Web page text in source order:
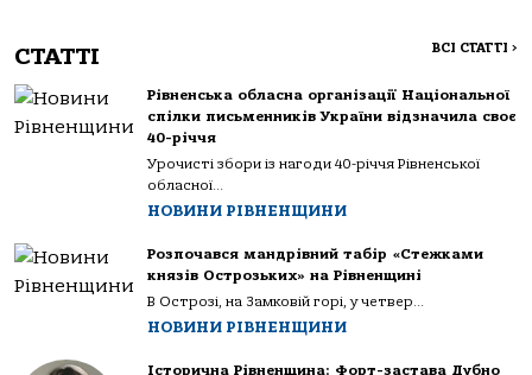
СТАТТІ ВСІ СТАТТІ >
Рівненська обласна організації Національної
спілки письменників України відзначила своє
40-річчя
Урочисті збори із нагоди 40-річчя Рівненської
обласної...
НОВИНИ РІВНЕНЩИНИ
Розпочався мандрівний табір «Стежками
князів Острозьких» на Рівненщині
В Острозі, на Замковій горі, у четвер...
НОВИНИ РІВНЕНЩИНИ
Історична Рівненщина: Форт-застава Дубно